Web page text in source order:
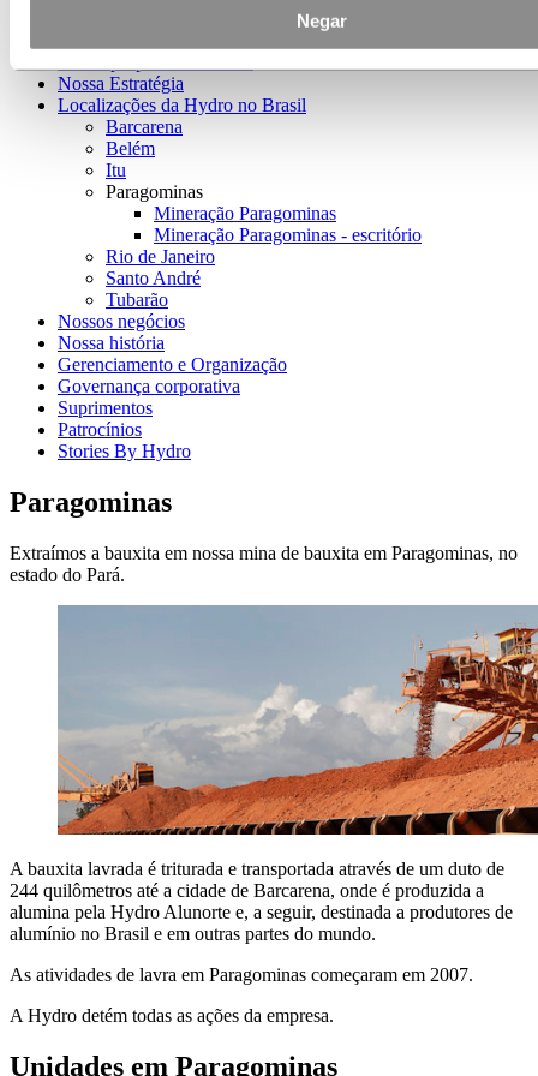
Negar
Nossa Estratégia
Localizações da Hydro no Brasil
Barcarena
Belém
Itu
Paragominas
Mineração Paragominas
Mineração Paragominas - escritório
Rio de Janeiro
Santo André
Tubarão
Nossos negócios
Nossa história
Gerenciamento e Organização
Governança corporativa
Suprimentos
Patrocínios
Stories By Hydro
Paragominas
Extraímos a bauxita em nossa mina de bauxita em Paragominas, no
estado do Pará.
A bauxita lavrada é triturada e transportada através de um duto de
244 quilômetros até a cidade de Barcarena, onde é produzida a
alumina pela Hydro Alunorte e, a seguir, destinada a produtores de
alumínio no Brasil e em outras partes do mundo.
As atividades de lavra em Paragominas começaram em 2007.
A Hydro detém todas as ações da empresa.
Unidades em Paragominas